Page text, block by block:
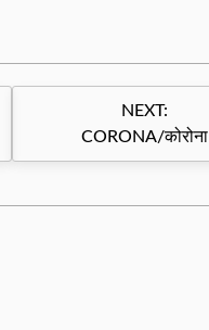
NEXT:
CORONA/कोरोना